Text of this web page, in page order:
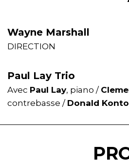
Wayne Marshall
DIRECTION
Paul Lay Trio
Avec Paul Lay, piano /
contrebasse / Donald